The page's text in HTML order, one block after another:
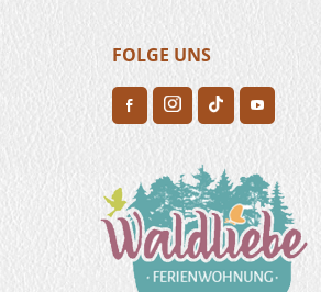
FOLGE UNS
H F